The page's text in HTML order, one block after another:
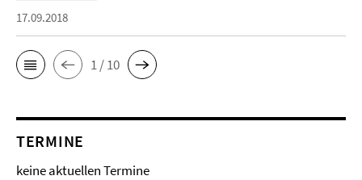
17.09.2018
1 / 10
TERMINE
keine aktuellen Termine